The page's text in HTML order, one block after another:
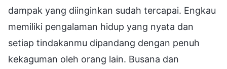
dampak yang diinginkan sudah tercapai. Engkau
memiliki pengalaman hidup yang nyata dan
setiap tindakanmu dipandang dengan penuh
kekaguman oleh orang lain. Busana dan